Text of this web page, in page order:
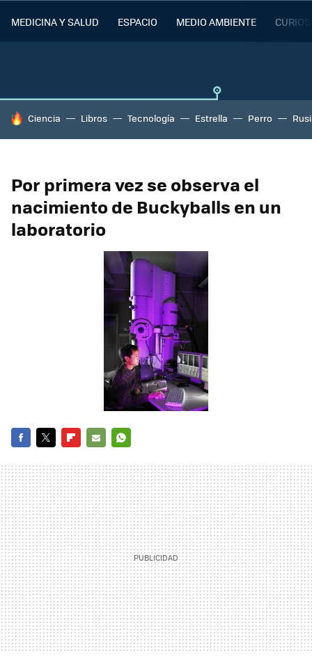
MEDICINA Y SALUD ESPACIO MEDIO AMBIENTE
HOY SE HABLA DE
Ciencia Libros Tecnología Estrella Perro
Por primera vez se observa el
nacimiento de Buckyballs en un
laboratorio
MAIL